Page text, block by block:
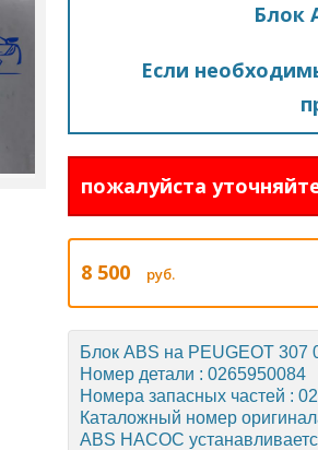
Блок
Если
пожалуйста
8 500 руб.
Блок ABS на PEUGEOT 307
Номер детали : 0265950084
Номера запасных частей :
Каталожный номер
ABS НАСОС